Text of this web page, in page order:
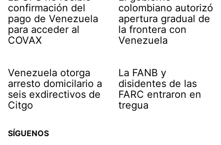
confirmación del
pago de Venezuela
para acceder al
COVAX
colombiano autorizó
apertura gradual de
la frontera con
Venezuela
Venezuela otorga
arresto domicilario a
seis exdirectivos de
Citgo
La FANB y
disidentes de las
FARC entraron en
tregua
SÍGUENOS